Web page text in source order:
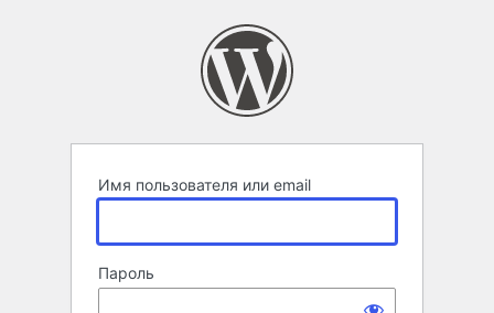
Имя пользователя или email
Пароль